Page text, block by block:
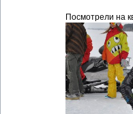
Посмотрели на